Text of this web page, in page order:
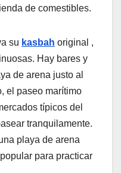
de comestibles.
su kasbah original ,
Hay bares y
de arena justo al
el paseo marítimo
típicos del
tranquilamente.
playa de arena
para practicar